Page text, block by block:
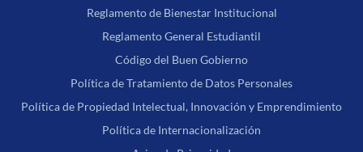
Reglamento de Bienestar Institucional
Reglamento General Estudiantil
Código del Buen Gobierno
Política de Tratamiento de Datos Personales
Política de Propiedad Intelectual, Innovación y Emprendimiento
Política de Internacionalización